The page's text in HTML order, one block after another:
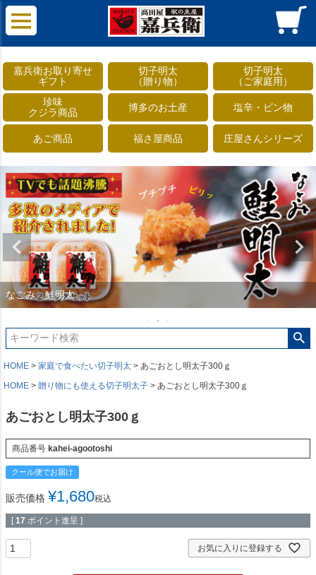
嘉兵衛お取り寄せ
ギフト
切子明太
（贈り物）
切子明太
（ご家庭用）
珍味
クジラ商品
博多のお土産 塩辛・ビン物
あご商品 福さ屋商品 庄屋さんシリーズ
なごみ 鮭明太
HOME 家庭で食べたい切子明太
あごおとし明太子300ｇ
HOME
贈り物にも使える切子明太子 あごおとし明太子300ｇ
あごおとし明太子300ｇ
商品番号 kahei-agootoshi
クール便でお届け
販売価格 ¥1,680税込
[ 17 ポイント進呈 ]
お気に入りに登録する